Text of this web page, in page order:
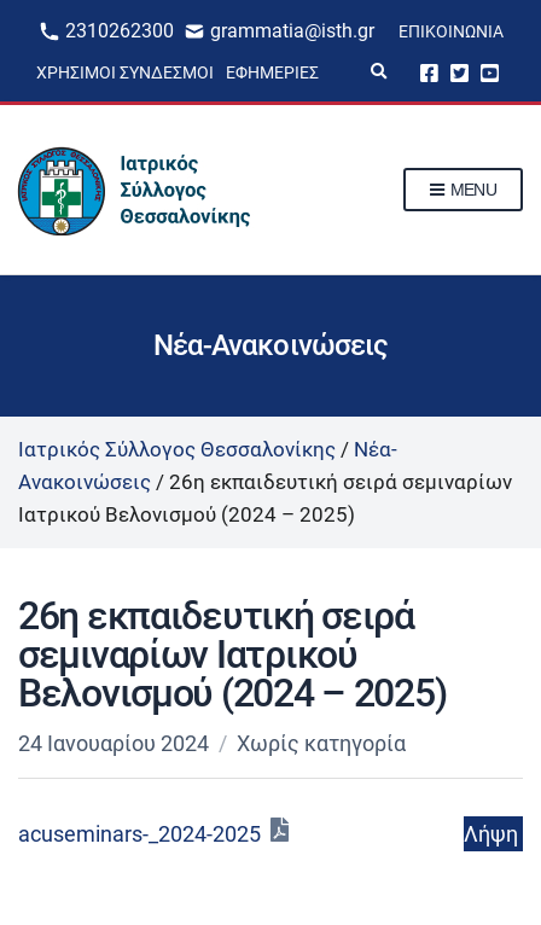
2310262300 grammatia@isth.gr ΕΠΙΚΟΙΝΩΝΊΑ
ΧΡΉΣΙΜΟΙ ΣΎΝΔΕΣΜΟΙ ΕΦΗΜΕΡΊΕΣ
p
m
MENU
Νέα-Ανακοινώσεις
Ιατρικός Σύλλογος Θεσσαλονίκης / Νέα-
Ανακοινώσεις / 26η εκπαιδευτική σειρά σεμιναρίων
Ιατρικού Βελονισμού (2024 – 2025)
26η εκπαιδευτική σειρά
σεμιναρίων Ιατρικού
Βελονισμού (2024 – 2025)
24 Ιανουαρίου 2024 Χωρίς κατηγορία
acuseminars-_2024-2025 Λήψη